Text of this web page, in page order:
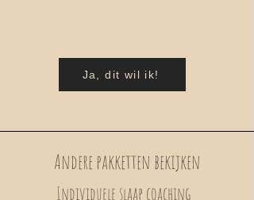
Ja, dit wil ik!
Andere pakketten bekijken
Individuele slaap coaching